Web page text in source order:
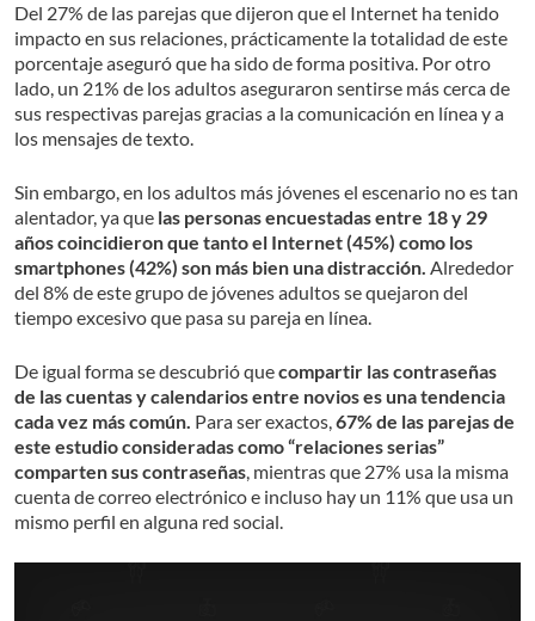
Del 27% de las parejas que dijeron que el Internet ha tenido
impacto en sus relaciones, prácticamente la totalidad de este
porcentaje aseguró que ha sido de forma positiva. Por otro
lado, un 21% de los adultos aseguraron sentirse más cerca de
sus respectivas parejas gracias a la comunicación en línea y a
los mensajes de texto.
Sin embargo, en los adultos más jóvenes el escenario no es tan
alentador, ya que las personas encuestadas entre 18 y 29
años coincidieron que tanto el Internet (45%) como los
smartphones (42%) son más bien una distracción. Alrededor
del 8% de este grupo de jóvenes adultos se quejaron del
tiempo excesivo que pasa su pareja en línea.
De igual forma se descubrió quecompartir las contraseñas
de las cuentas y calendarios entre novios es una tendencia
cada vez más común. Para ser exactos,67% de las parejas de
este estudio consideradas como “relaciones serias”
comparten sus contraseñas, mientras que 27% usa la misma
cuenta de correo electrónico e incluso hay un 11% que usa un
mismo perfil en alguna red social.